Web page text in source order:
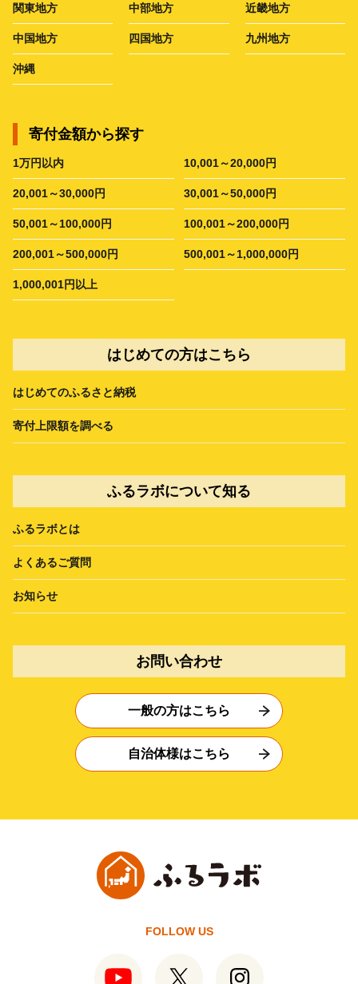
関東地方 中部地方 近畿地方
中国地方 四国地方 九州地方
沖縄
寄付金額から探す
1万円以内 10,001～20,000円
20,001～30,000円 30,001～50,000円
50,001～100,000円 100,001～200,000円
200,001～500,000円 500,001～1,000,000円
1,000,001円以上
はじめての方はこちら
はじめてのふるさと納税
寄付上限額を調べる
ふるラボについて知る
ふるラボとは
よくあるご質問
お知らせ
お問い合わせ
一般の方はこちら
自治体様はこちら
FOLLOW US